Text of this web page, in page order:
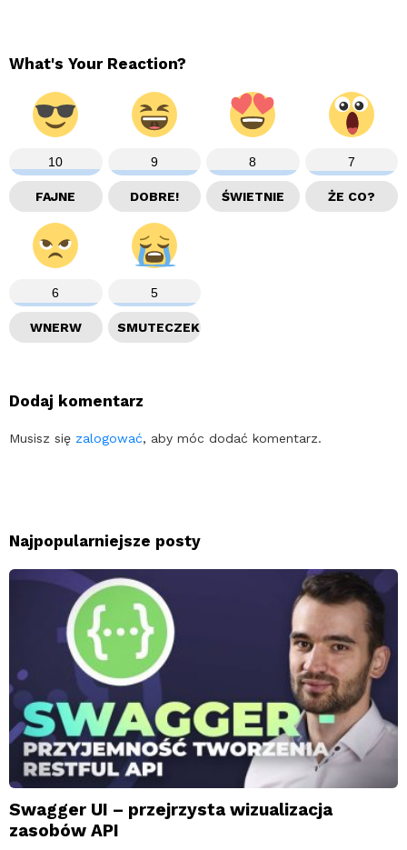
What's Your Reaction?
10
FAJNE
9
DOBRE!
8
ŚWIETNIE
7
ŻE CO?
6
WNERW
5
SMUTECZEK
Dodaj komentarz
Musisz się zalogować, aby móc dodać komentarz.
Najpopularniejsze posty
Swagger UI – przejrzysta wizualizacja
zasobów API